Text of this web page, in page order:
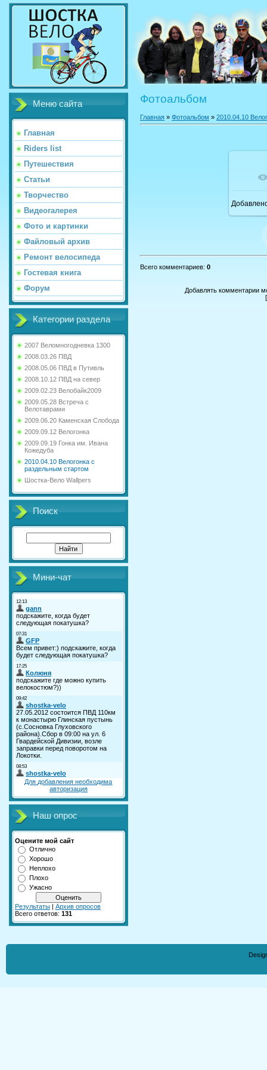
Меню сайта
Главная
Riders list
Путешествия
Статьи
Творчество
Видеогалерея
Фото и картинки
Файловый архив
Ремонт велосипеда
Гостевая книга
Форум
Категории раздела
2007 Веломногодневка 1300
2008.03.26 ПВД
2008.05.06 ПВД в Путивль
2008.10.12 ПВД на север
2009.02.23 Велобайк2009
2009.05.28 Встреча с
Велотаврами
2009.06.20 Каменская Слобода
2009.09.12 Велогонка
2009.09.19 Гонка им. Ивана
Кожедуба
2010.04.10 Велогонка с
раздельным стартом
Шостка-Вело Wallpers
Поиск
Мини-чат
Для добавления необходима
авторизация
Наш опрос
Оцените мой сайт
Отлично
Хорошо
Неплохо
Плохо
Ужасно
Результаты | Архив опросов
Всего ответов: 131
Фотоальбом
Главная » Фотоальбом » 2010.04.10
В
Всего комментариев: 0
Добавлять комментарии